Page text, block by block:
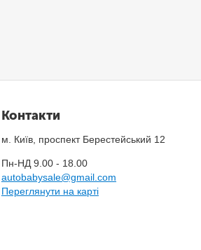
Контакти
м. Київ, проспект Берестейський 12
Пн-НД 9.00 - 18.00
autobabysale@gmail.com
Переглянути на карті